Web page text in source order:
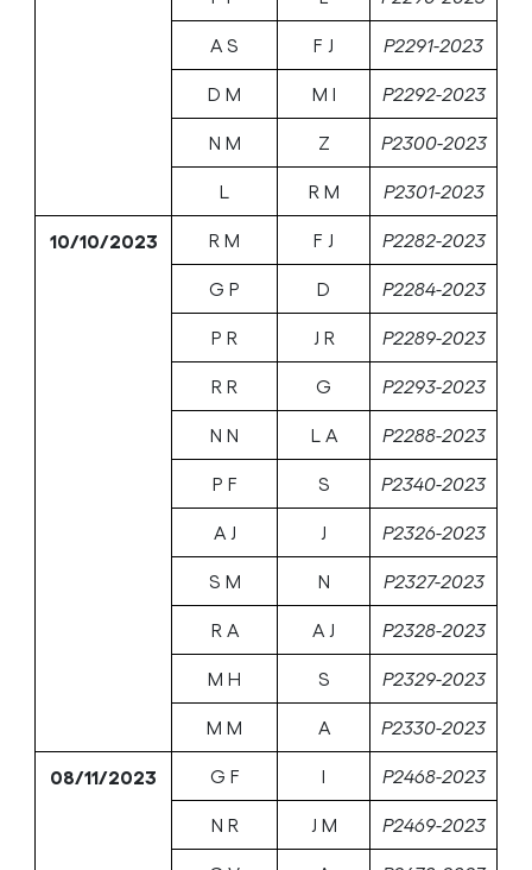
A S F J P2291-2023
D M M I P2292-2023
N M Z P2300-2023
L R M P2301-2023
10/10/2023 R M F J P2282-2023
G P D P2284-2023
P R J R P2289-2023
R R G P2293-2023
N N L A P2288-2023
P F S P2340-2023
A J J P2326-2023
S M N P2327-2023
R A A J P2328-2023
M H S P2329-2023
M M A P2330-2023
08/11/2023 G F I P2468-2023
N R J M P2469-2023